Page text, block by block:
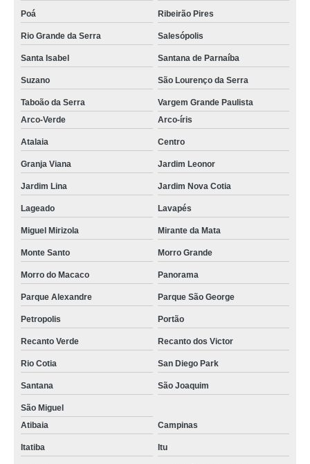
Poá Ribeirão Pires
Rio Grande da Serra Salesópolis
Santa Isabel Santana de Parnaíba
Suzano São Lourenço da Serra
Taboão da Serra
Vargem Grande Paulista
Arco-Verde
Arco-íris
Atalaia Centro
Granja Viana Jardim Leonor
Jardim Lina Jardim Nova Cotia
Lageado Lavapés
Miguel Mirizola Mirante da Mata
Monte Santo Morro Grande
Morro do Macaco Panorama
Parque Alexandre Parque São George
Petropolis Portão
Recanto Verde Recanto dos Victor
Rio Cotia San Diego Park
Santana São Joaquim
São Miguel
Atibaia
Campinas
Itatiba Itu